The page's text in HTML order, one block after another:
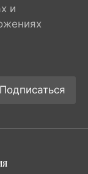
и
Подписаться